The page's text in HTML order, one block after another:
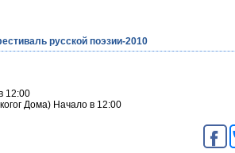
русской поэзии-2010
12:00
Дома) Начало в 12:00